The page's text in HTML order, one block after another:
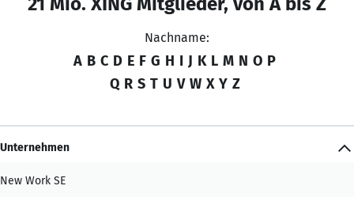
Nachname:
A B C D E F G H I J K L M N O P
Q R S T U V W X Y Z
Unternehmen
New Work SE